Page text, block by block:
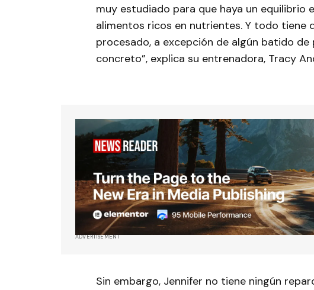
muy estudiado para que haya un
alimentos ricos en nutrientes. Y todo tiene
procesado, a excepción de algún batido
concreto”, explica su entrenadora, Tracy
ADVERTISEMENT
Sin embargo, Jennifer no tiene ningún